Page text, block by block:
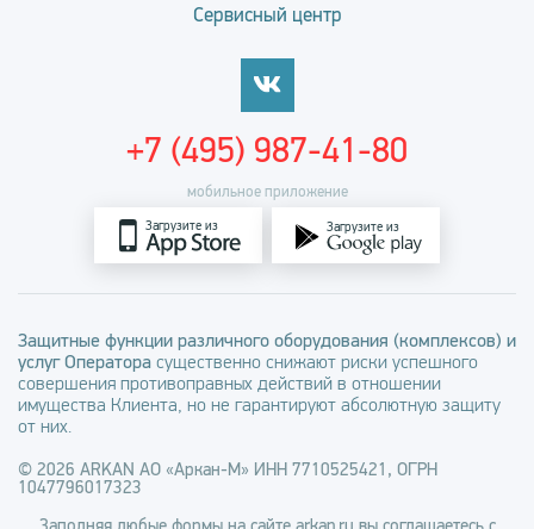
Сервисный центр
мобильное приложение
Загрузите из Загрузите из
+7 (495) 987-41-80
Защитные функции различного оборудования (комплексов) и
услуг Оператора существенно снижают риски успешного
совершения противоправных действий в отношении
имущества Клиента, но не гарантируют абсолютную защиту
от них.
© 2026 ARKAN АО «Аркан-М» ИНН 7710525421, ОГРН
1047796017323